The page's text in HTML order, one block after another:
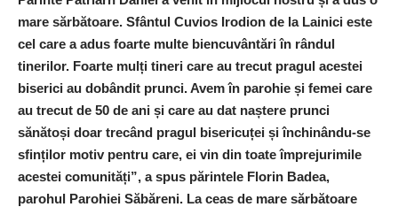
mare sărbătoare. Sfântul Cuvios Irodion de la Lainici este
cel care a adus foarte multe biencuvântări în rândul
tinerilor. Foarte mulți tineri care au trecut pragul acestei
biserici au dobândit prunci. Avem în parohie și femei care
au trecut de 50 de ani și care au dat naștere prunci
sănătoși doar trecând pragul bisericuței și închinându-se
sfinților motiv pentru care, ei vin din toate împrejurimile
acestei comunități”, a spus părintele Florin Badea,
parohul Parohiei Săbăreni. La ceas de mare sărbătoare